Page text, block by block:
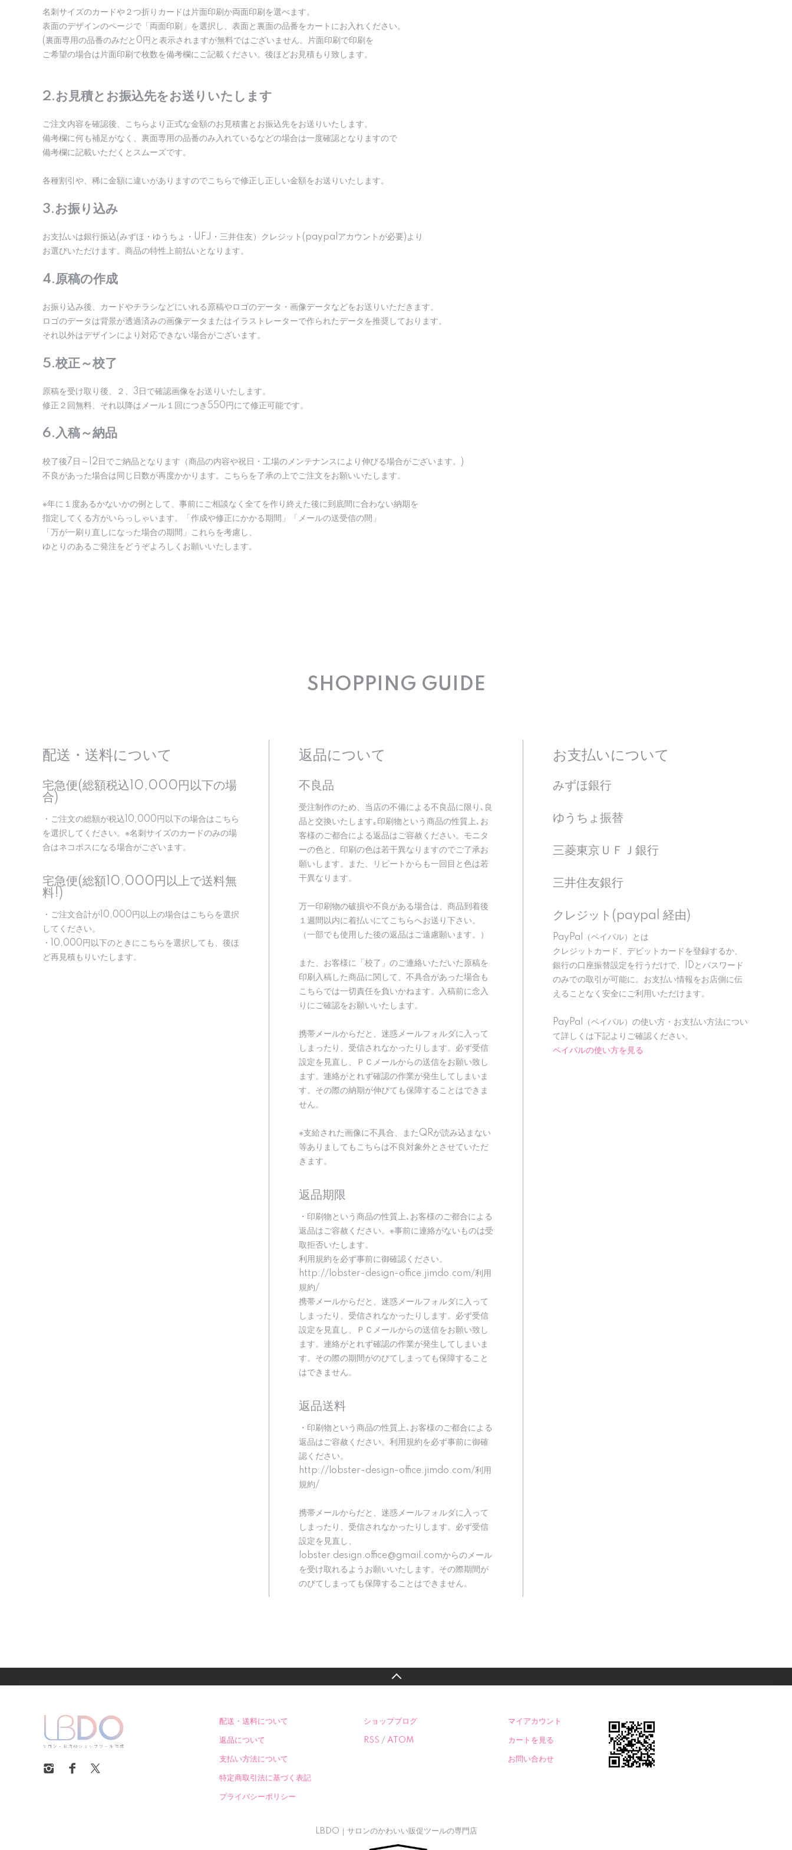
名刺サイズのカードや２つ折りカードは片面印刷か両面印刷を選べます。
表面のデザインのページで「両面印刷」を選択し、表面と裏面の品番をカートにお入れください。
(裏面専用の品番のみだと0円と表示されますが無料ではございません。片面印刷で印刷を
ご希望の場合は片面印刷で枚数を備考欄にご記載ください。後ほどお見積もり致します。
2.お見積とお振込先をお送りいたします
ご注文内容を確認後、こちらより正式な金額のお見積書とお振込先をお送りいたします。
備考欄に何も補足がなく、裏面専用の品番のみ入れているなどの場合は一度確認となりますので
備考欄に記載いただくとスムーズです。
各種割引や、稀に金額に違いがありますのでこちらで修正し正しい金額をお送りいたします。
3.お振り込み
お支払いは銀行振込(みずほ・ゆうちょ・UFJ・三井住友）クレジット(paypalアカウントが必要)より
お選びいただけます。商品の特性上前払いとなります。
4.原稿の作成
お振り込み後、カードやチラシなどにいれる原稿やロゴのデータ・画像データなどをお送りいただきます。
ロゴのデータは背景が透過済みの画像データまたはイラストレーターで作られたデータを推奨しております。
それ以外はデザインにより対応できない場合がございます。
5.校正～校了
原稿を受け取り後、２、3日で確認画像をお送りいたします。
修正２回無料、それ以降はメール１回につき550円にて修正可能です。
6.入稿～納品
校了後7日～12日でご納品となります（商品の内容や祝日・工場のメンテナンスにより伸びる場合がございます。)
不良があった場合は同じ日数が再度かかります。こちらを了承の上でご注文をお願いいたします。
※年に１度あるかないかの例として、事前にご相談なく全てを作り終えた後に到底間に合わない納期を
指定してくる方がいらっしゃいます。「作成や修正にかかる期間」「メールの送受信の間」
「万が一刷り直しになった場合の期間」これらを考慮し、
ゆとりのあるご発注をどうぞよろしくお願いいたします。
SHOPPING GUIDE
配送・送料について
宅急便(総額税込10,000円以下の場
合)
・ご注文の総額が税込10,000円以下の場合はこちら
を選択してください。※名刺サイズのカードのみの場
合はネコポスになる場合がございます。
宅急便(総額10,000円以上で送料無
料!)
・ご注文合計が10,000円以上の場合はこちらを選択
してください。
・10,000円以下のときにこちらを選択しても、後ほ
ど再見積もりいたします。
返品について
不良品
受注制作のため、当店の不備による不良品に限り､良
品と交換いたします｡印刷物という商品の性質上､お
客様のご都合による返品はご容赦ください。モニタ
ーの色と、印刷の色は若干異なりますのでご了承お
願いします。また、リピートからも一回目と色は若
干異なります。
万一印刷物の破損や不良がある場合は、商品到着後
１週間以内に着払いにてこちらへお送り下さい。
（一部でも使用した後の返品はご遠慮願います。）
また、お客様に「校了」のご連絡いただいた原稿を
印刷入稿した商品に関して、不具合があった場合も
こちらでは一切責任を負いかねます。入稿前に念入
りにご確認をお願いいたします。
携帯メールからだと、迷惑メールフォルダに入って
しまったり、受信されなかったりします。必ず受信
設定を見直し、ＰＣメールからの送信をお願い致し
ます。連絡がとれず確認の作業が発生してしまいま
す。その際の納期が伸びても保障することはできま
せん。
※支給された画像に不具合、またQRが読み込まない
等ありましてもこちらは不良対象外とさせていただ
きます。
返品期限
・印刷物という商品の性質上､お客様のご都合による
返品はご容赦ください。※事前に連絡がないものは受
取拒否いたします。
利用規約を必ず事前に御確認ください。
http://lobster-design-office.jimdo.com/利用
規約/
携帯メールからだと、迷惑メールフォルダに入って
しまったり、受信されなかったりします。必ず受信
設定を見直し、ＰＣメールからの送信をお願い致し
ます。連絡がとれず確認の作業が発生してしまいま
す。その際の期間がのびてしまっても保障すること
はできません。
返品送料
・印刷物という商品の性質上､お客様のご都合による
返品はご容赦ください。利用規約を必ず事前に御確
認ください。
http://lobster-design-office.jimdo.com/利用
規約/
携帯メールからだと、迷惑メールフォルダに入って
しまったり、受信されなかったりします。必ず受信
設定を見直し、
lobster.design.office@gmail.comからのメール
を受け取れるようお願いいたします。その際期間が
のびてしまっても保障することはできません。
お支払いについて
みずほ銀行
ゆうちょ振替
三菱東京ＵＦＪ銀行
三井住友銀行
クレジット(paypal 経由)
PayPal（ペイパル）とは
クレジットカード、デビットカードを登録するか、
銀行の口座振替設定を行うだけで、IDとパスワード
のみでの取引が可能に。お支払い情報をお店側に伝
えることなく安全にご利用いただけます。
PayPal（ペイパル）の使い方・お支払い方法につい
て詳しくは下記よりご確認ください。
ペイパルの使い方を見る
配送・送料について
返品について
支払い方法について
特定商取引法に基づく表記
プライバシーポリシー
ショップブログ
RSS / ATOM
マイアカウント
カートを見る
お問い合わせ
LBDO｜サロンのかわいい販促ツールの専門店